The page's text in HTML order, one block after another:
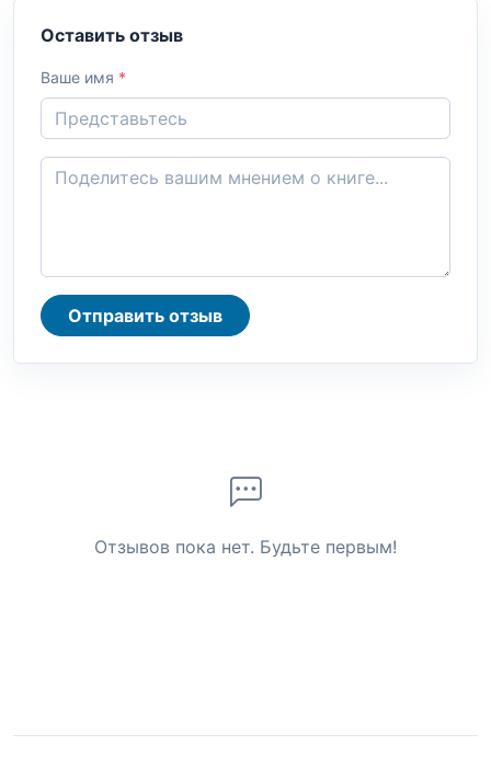
Оставить отзыв
Ваше имя *
Отправить отзыв
Отзывов пока нет. Будьте первым!